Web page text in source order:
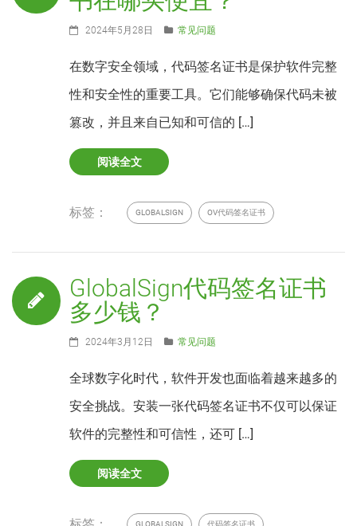
2024年5月28日 常见问题
在数字安全领域，代码签名证书是保护软件完整
性和安全性的重要工具。它们能够确保代码未被
篡改，并且来自已知和可信的 […]
阅读全文
标签： GLOBALSIGN OV代码签名证书
GlobalSign代码签名证书
多少钱？
2024年3月12日 常见问题
全球数字化时代，软件开发也面临着越来越多的
安全挑战。安装一张代码签名证书不仅可以保证
软件的完整性和可信性，还可 […]
阅读全文
GLOBALSIGN 代码签名证书